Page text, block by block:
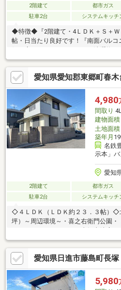
2階建て 都市ガス
駐車2台
システムキッチ
◆特徴◆『2階建て・4ＬＤＫ＋Ｓ＋Ｗ
帖・日当たり良好です！『南面バルコ
好！広々としたバルコニーで洗濯物の
『並列2台駐車』間口が13.1ｍあるの
車が可能です！『大容量収納』全居
ローゼット、廊下収納、シューズクロ
ペースには困りません！『納戸有り
き！◆リフォーム相談可◆ご要望が
居前にリフォーム可能です！ご相談く
愛知県愛知郡東郷町春
4,980
間取り
建物面積
土地面積
築年月
名鉄
示本」
愛知
2階建て 都市ガス
駐車2台
システムキッチ
◇４ＬＤＫ（ＬＤＫ約２３．３帖）◇
坪）～周辺環境～・喜之右衛門公園・
ｍ）・名古屋銀行東郷支店・・・徒
ルハドラッグ東郷店・・・徒歩１２
郷店・・・徒歩１４分（約１，１０
自由に見学可能！※ご予約は弊社ホー
はこちら」よりお願いいたします。
https://sumusite.sekisuihouse.co.jp/
愛知県日進市藤島町長
5,980